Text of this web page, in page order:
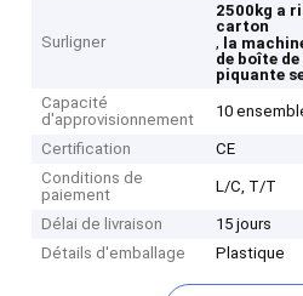
Surligner
2500kg a
carton
, la
de boîte
piquante
Capacité
d'approvisionnement
10
Certification
CE
Conditions de
paiement
L/C, T/T
Délai de livraison
15 jours
Détails d'emballage
Plastique